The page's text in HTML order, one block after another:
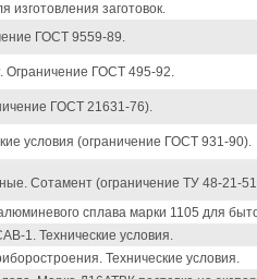
изготовления заготовок.
ГОСТ 9559-89.
ГОСТ 495-92.
ГОСТ 21631-76).
условия (ограничение ГОСТ 931-90).
Сотамент (ограничение ТУ 48-21-
сплава марки 1105 для
1. Технические условия.
Технические условия.